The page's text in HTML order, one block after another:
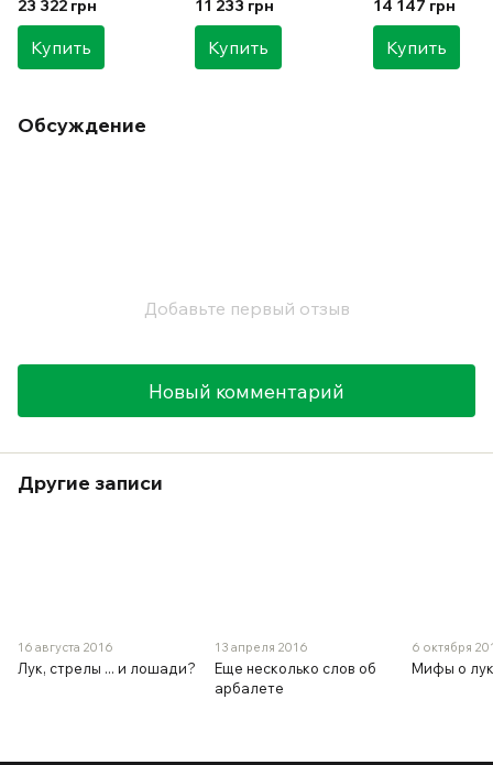
23 322 грн
Купить
11 233 грн
Купить
14 147 грн
Купить
Обсуждение
Добавьте первый отзыв
Новый комментарий
Другие записи
16 августа 2016
Лук, стрелы ... и лошади?
13 апреля 2016
Еще несколько слов об
арбалете
6 октября
Мифы о